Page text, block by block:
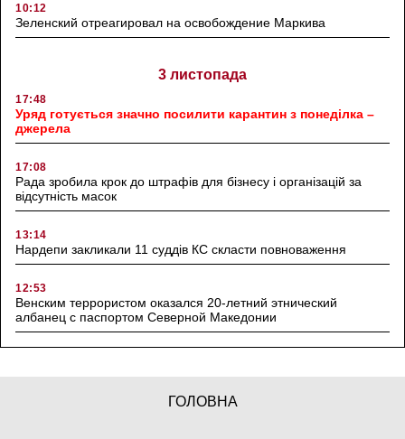
10:12
Зеленский отреагировал на освобождение Маркива
3 листопада
17:48
Уряд готується значно посилити карантин з понеділка –
джерела
17:08
Рада зробила крок до штрафів для бізнесу і організацій за
відсутність масок
13:14
Нардепи закликали 11 суддів КС скласти повноваження
12:53
Венским террористом оказался 20-летний этнический
албанец с паспортом Северной Македонии
ГОЛОВНА